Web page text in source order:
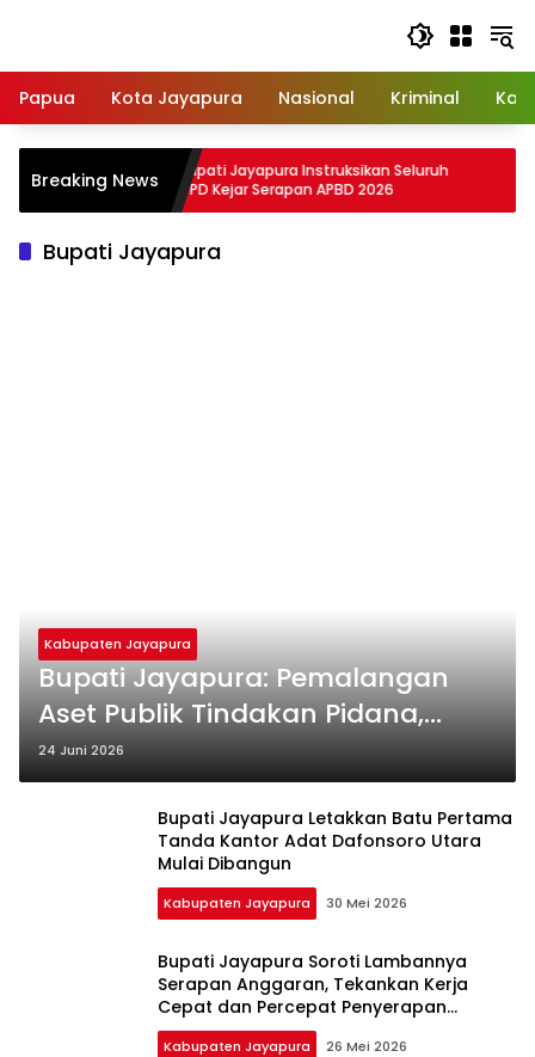
Papua
Kota Jayapura Nasional Kriminal
Breaking NewsBupati Jayapura Instruksikan Seluruh
OPD Kejar Serapan APBD 2026
Bupati Jayapura
Kabupaten Jayapura
Bupati Jayapura: Pemalangan
Aset Publik Tindakan Pidana,
Sengketa Tanah Selesaikan Lewat
Pengadilan dan Kerjasama
24 Juni 2026
Bupati Jayapura Letakkan Batu Pertama
Tanda Kantor Adat Dafonsoro Utara
Mulai Dibangun
Kabupaten Jayapura 30 Mei 2026
Bupati Jayapura Soroti Lambannya
Serapan Anggaran, Tekankan Kerja
Cepat dan Percepat Penyerapan
Anggaran
Kabupaten Jayapura 26 Mei 2026